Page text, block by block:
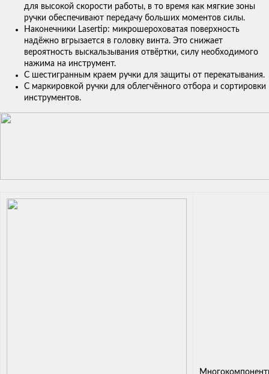
для высокой скорости работы, в то время как мягкие зоны
ручки обеспечивают передачу больших моментов силы.
Наконечники Lasertip: микрошероховатая поверхность
надёжно вгрызается в головку винта. Это снижает
вероятность выскальзывания отвёртки, силу необходимого
нажима на инструмент.
С шестигранным краем ручки для защиты от перекатывания.
С маркировкой ручки для облегчённого отбора и сортировки
инструментов.